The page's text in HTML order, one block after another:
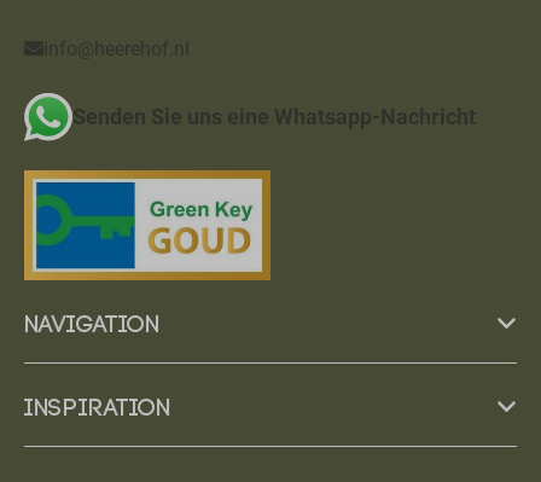
info@heerehof.nl
Senden Sie uns eine Whatsapp-Nachricht
Navigation
Inspiration